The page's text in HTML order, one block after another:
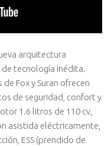
arquitectura
tecnología inédita.
Fox y Suran ofrecen
de seguridad, confort y
1.6 litros de 110 cv,
asistida eléctricamente,
ESS (prendido de